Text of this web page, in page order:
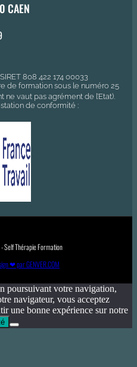
CAEN
808 422 174 00033
de formation sous le numéro 25
ne vaut pas agrément de l’Etat).
de conformité :
Self Thérapie Formation
❤ par GENVER.COM
poursuivant votre navigation,
navigateur, vous acceptez
une bonne expérience sur notre